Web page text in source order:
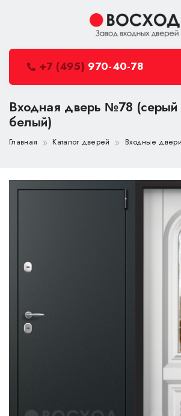
+7 (495) 970-40-78
Входная дверь №78 (серый
белый)
Главная Каталог дверей Входные